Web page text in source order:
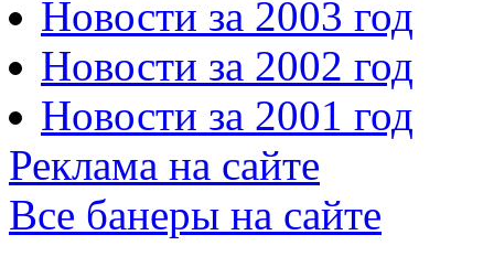
Новости за 2003 год
Новости за 2002 год
Новости за 2001 год
Реклама на сайте
Все банеры на сайте